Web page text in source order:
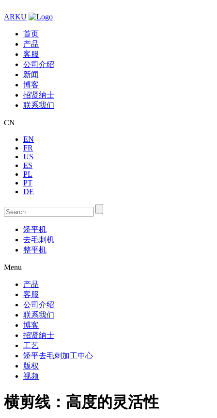
ARKU
首页
产品
客服
公司介绍
新闻
博客
招贤纳士
联系我们
CN
EN
FR
US
ES
PL
PT
DE
矫平机
去毛刺机
整平机
Menu
产品
客服
公司介绍
联系我们
博客
招贤纳士
工艺
矫平去毛刺加工中心
版权
视频
横剪线：高度的灵活性